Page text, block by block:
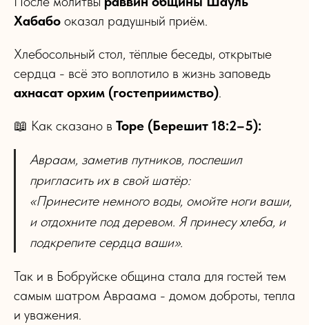
Хабабо оказал радушный приём.
Хлебосольный стол, тёплые беседы, открытые
сердца - всё это воплотило в жизнь заповедь
ахнасат орхим (гостеприимство).
📖 Как сказано в Торе (Берешит 18:2–5):
Авраам, заметив путников, поспешил
пригласить их в свой шатёр:
«Принесите немного воды, омойте ноги ваши,
и отдохните под деревом. Я принесу хлеба, и
подкрепите сердца ваши».
Так и в Бобруйске община стала для гостей тем
самым шатром Авраама - домом доброты, тепла
и уважения.